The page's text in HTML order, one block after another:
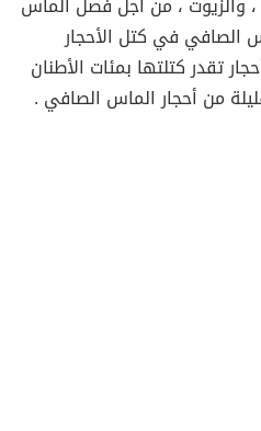
الصافي في كتل الأحجار
تقدر كتلتها بمئات الأطنان
من أحجار الماس الصافي .